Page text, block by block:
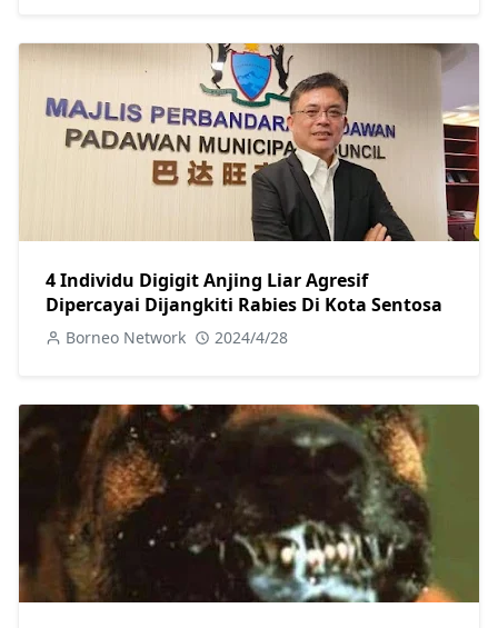
4 Individu Digigit Anjing Liar Agresif
Dipercayai Dijangkiti Rabies Di Kota Sentosa
Borneo Network 2024/4/28